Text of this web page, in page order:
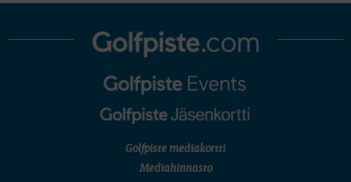
Golfpiste mediakortti
Mediahinnasto